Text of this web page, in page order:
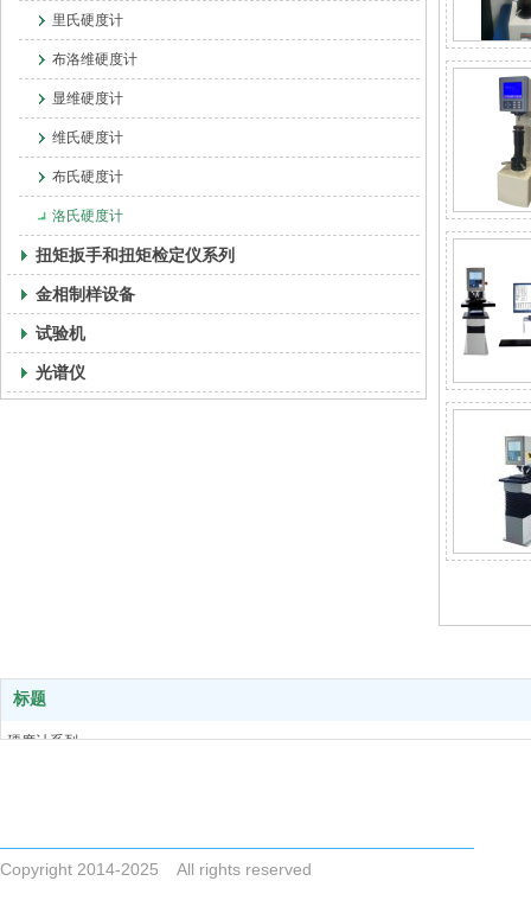
里氏硬度计
布洛维硬度计
显维硬度计
维氏硬度计
布氏硬度计
洛氏硬度计
扭矩扳手和扭矩检定仪系列
金相制样设备
试验机
光谱仪
标题
硬度计系列
Copyright 2014-2025 All rights reserved